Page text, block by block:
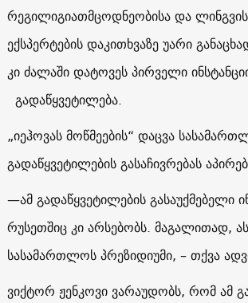
რეგილიგიათმცოდნეობისა და
ექსპერტების დაკითხვაზე უარი
კი ძალაში დატოვეს პირველი
გადაწყვეტილება.
„იეჰოვას მოწმეების“ დაცვა
გადაწყვეტილების გასაჩივრებას
—ამ გადაწყვეტილების გასაუქმებელი
რუსეთშიც კი არსებობს. მაგალითად,
სასამართლოს პრეზიდიუმი, – თქვა
ვიქტორ ჟენკოვი ვარაუდობს, რომ ამ